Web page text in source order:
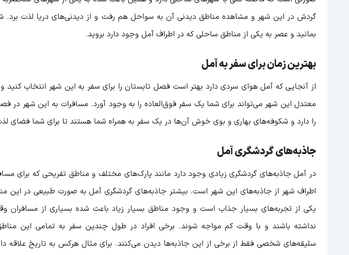
گردش در این شهر و مشاهده مناطق دیدنی آن به سواحل هم رفت و از دیدنی‌های دریا لذت برد.
بمانید و عصر به یکی از مناطق ساحلی که در اطراف آمل وجود دارد بروید.
بهترین زمان برای سفر به آمل
از آنجایی که آمل هوای سردی دارد بهتر است فصل تابستان را برای سفر به این شهر انتخاب کنید
معتدل این شهر می‌تواند برای شما یک سفر فوق‌العاده را به وجود آورد. مسافرات به این شهر
را دارد و شکوفه‌های بهاری و بوی خوش آن‌ها در یک سفر به همراه شما هستند تا برای شما فضای
جاذبه‌های گردشگری آمل
در آمل جاذبه‌های گردشگری زیادی وجود دارد مانند پارک‌های مختلف و مناطق تفریحی که برای
اطراف شهر از جاذبه‌های این شهر است. بیشتر جاذبه‌های گردشگری آمل به صورت طبیعی در این
یکی از تجربه‌های بسیار جذاب است و وجود مناطق بسیار زیاد باعث شده بسیاری از مسافران
نداشته باشند و با وقت کم مواجه شوند. برخی افراد در طول چندین سفر به تمامی این
سلیقه‌های شخصی فقط از برخی از این جاذبه‌ها دیدن می‌کنند. برای مثال هرکس به تاریخ علاقه